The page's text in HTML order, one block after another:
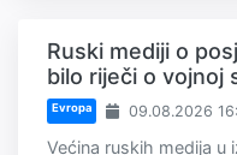
Ruski mediji o
bilo riječi o vojnoj
Evropa 09.08.2026
Većina ruskih medija u